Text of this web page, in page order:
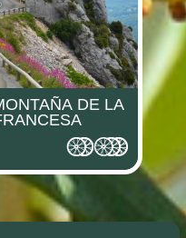
DE LA